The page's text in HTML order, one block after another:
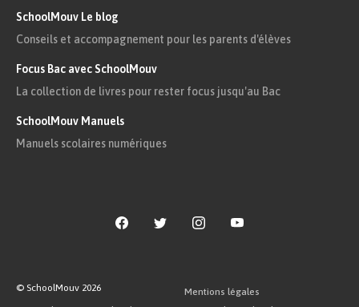
SchoolMouv Le blog
Conseils et accompagnement pour les parents d'élèves
Focus Bac avec SchoolMouv
La collection de livres pour rester focus jusqu'au Bac
SchoolMouv Manuels
Manuels scolaires numériques
© SchoolMouv 2026
Mentions légales